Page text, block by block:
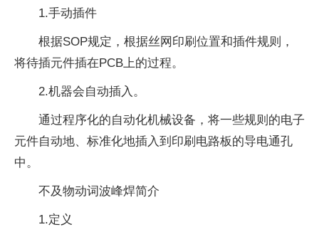
1.手动插件
根据SOP规定，根据丝网印刷位置和插件规则，
将待插元件插在PCB上的过程。
2.机器会自动插入。
通过程序化的自动化机械设备，将一些规则的电子
元件自动地、标准化地插入到印刷电路板的导电通孔
中。
不及物动词波峰焊简介
1.定义